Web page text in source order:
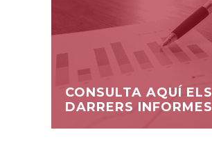
CONSULTA AQUÍ ELS
DARRERS INFORMES